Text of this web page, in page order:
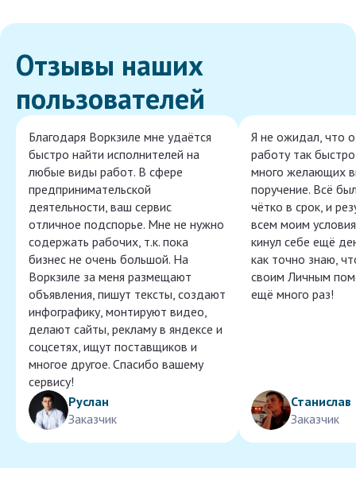
Отзывы наших
пользователей
Благодаря Воркзиле мне удаётся
быстро найти исполнителей на
любые виды работ. В сфере
предпринимательской
деятельности, ваш сервис
отличное подспорье. Мне не нужно
содержать рабочих, т.к. пока
бизнес не очень большой. На
Воркзиле за меня размещают
объявления, пишут тексты, создают
инфографику, монтируют видео,
делают сайты, рекламу в яндексе и
соцсетях, ищут поставщиков и
многое другое. Спасибо вашему
сервису!
Руслан
Заказчик
Я не ожидал, что
работу так
много желающих
поручение. Всё
чётко в срок, и
всем моим
кинул себе ещё
как точно знаю,
своим Личным
ещё много раз!
Станислав
Заказчик